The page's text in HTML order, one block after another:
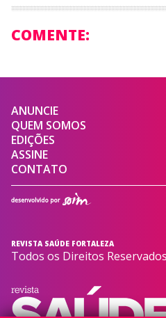
COMENTE:
ANUNCIE
QUEM SOMOS
EDIÇÕES
ASSINE
CONTATO
REVISTA SAÚDE FORTALEZA
Todos os Direitos Reservados